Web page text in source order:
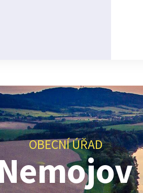
OBECNÍ ÚŘAD